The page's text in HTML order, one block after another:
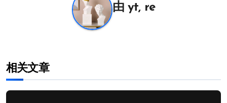
由yt, re
相关文章